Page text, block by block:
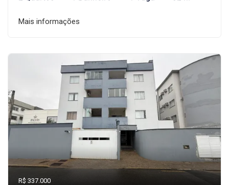
Mais informações
R$ 337.000